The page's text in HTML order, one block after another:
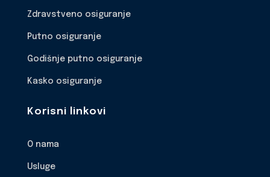
Zdravstveno osiguranje
Putno osiguranje
Godišnje putno osiguranje
Kasko osiguranje
Korisni linkovi
O nama
Usluge